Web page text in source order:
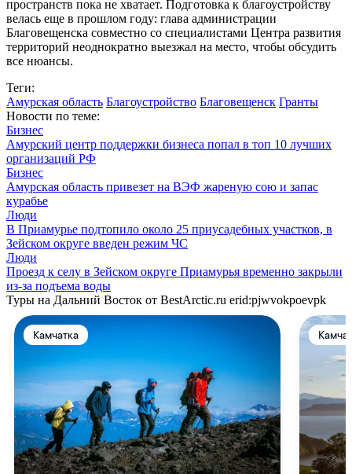
пространств пока не хватает. Подготовка к благоустройству
велась еще в прошлом году: глава администрации
Благовещенска совместно со специалистами Центра развития
территорий неоднократно выезжал на место, чтобы обсудить
все нюансы.
Теги:
Амурская область Благоустройство Благовещенск Гранты
Новости по теме:
Бизнес
Амурский центр поддержки бизнеса попал в топ 10 лучших
организаций РФ
Бизнес
Амурская область привезет на ВЭФ жареную сою и запас
курабье
Люди
В Приамурье подтопило около 25 приусадебных участков, в
Зейском округе введен режим ЧС
Люди
Проезд к селу в Зейском округе Приамурья временно закрыли
из-за подъема воды
Туры на Дальний Восток от BestArctic.ru erid:pjwvokpoevpk